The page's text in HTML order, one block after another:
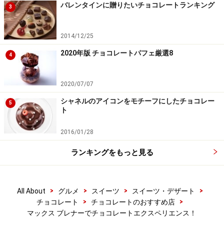
3 バレンタインに贈りたいチョコレートランキング
2014/12/25
4 2020年版 チョコレートパフェ厳選8
2020/07/07
5
シャネルのアイコンをモチーフにしたチョコレー
ト
2016/01/28
ランキングをもっと見る
All About > グルメ > スイーツ > スイーツ・デザート
>
チョコレート
> チョコレートのおすすめ店
>
マックス ブレナーでチョコレートエクスペリエンス！